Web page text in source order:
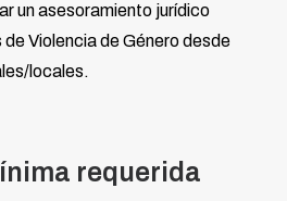
un asesoramiento jurídico
Violencia de Género desde
locales.
requerida